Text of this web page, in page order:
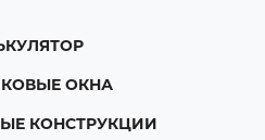
ОКНА
КОНСТРУКЦИИ